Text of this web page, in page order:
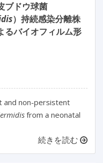
皮ブドウ球菌
）持続感染分離株
るバイオフィルム形
and non-persistent
from a neonatal
続きを読む